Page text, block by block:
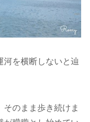
河を横断しないと辿
のまま歩き続けま